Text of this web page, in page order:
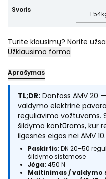
Svoris
1.54
Turite klausimų? Norite
Užklausimo forma
Aprašymas
TL;DR: Danfoss AMV 20
valdymo elektrinė
reguliavimo vožtuvams.
šildymo kontūrams, kur
ilgesnės eigos nei AMV 10.
Paskirtis: DN 20–50
šildymo sistemose
Jėga: 450 N
Maitinimas / valdymo